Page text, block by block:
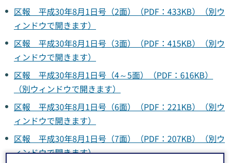
区報 平成30年8月1日号（2面）（PDF：433KB）（別ウ
ィンドウで開きます）
区報 平成30年8月1日号（3面）（PDF：415KB）（別ウ
ィンドウで開きます）
区報 平成30年8月1日号（4～5面）（PDF：616KB）
（別ウィンドウで開きます）
区報 平成30年8月1日号（6面）（PDF：221KB）（別ウ
ィンドウで開きます）
区報 平成30年8月1日号（7面）（PDF：207KB）（別ウ
ィンドウで開きます）